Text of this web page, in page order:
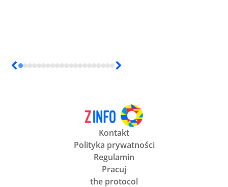
Kontakt
Polityka prywatności
Regulamin
Pracuj
the protocol